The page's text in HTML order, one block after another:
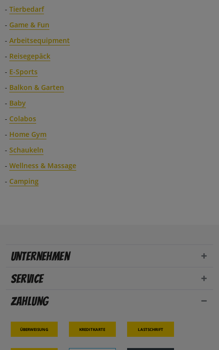
- Tierbedarf
- Game & Fun
- Arbeitsequipment
- Reisegepäck
- E-Sports
- Balkon & Garten
- Baby
- Colabos
- Home Gym
- Schaukeln
- Wellness & Massage
- Camping
Unternehmen
Service
Zahlung
Überweisung Kreditkarte Lastschrift